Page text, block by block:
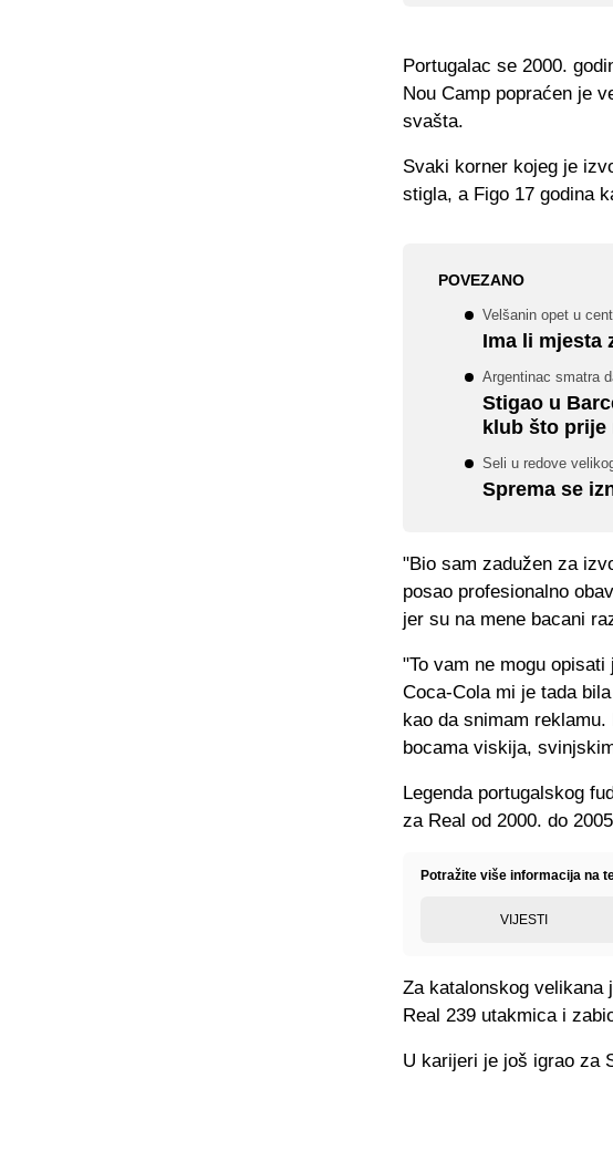
Portugalac se 2000.
Nou Camp popraćen je
svašta.
Svaki korner kojeg je
stigla, a Figo 17 godina
POVEZANO
Velšanin opet u
Ima li mjesta
Argentinac smatra
Stigao u
klub što prije
Seli u redove
Sprema se
"Bio sam zadužen za
posao profesionalno
jer su na mene bacani
"To vam ne mogu
Coca-Cola mi je tada
kao da snimam
bocama viskija,
Legenda portugalskog
za Real od 2000. do
Potražite više informacija na
VIJESTI
Za katalonskog velikana
Real 239 utakmica i
U karijeri je još igrao za